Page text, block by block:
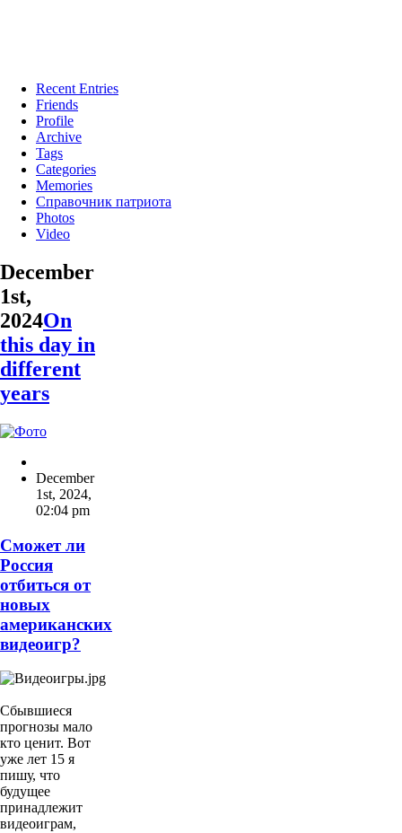
Recent Entries
Friends
Profile
Archive
Tags
Categories
Memories
Справочник патриота
Photos
Video
December
1st,
2024On
this day in
different
years
December
1st, 2024,
02:04 pm
Сможет ли
Россия
отбиться от
новых
американских
видеоигр?
Сбывшиеся
прогнозы мало
кто ценит. Вот
уже лет 15 я
пишу, что
будущее
принадлежит
видеоиграм,